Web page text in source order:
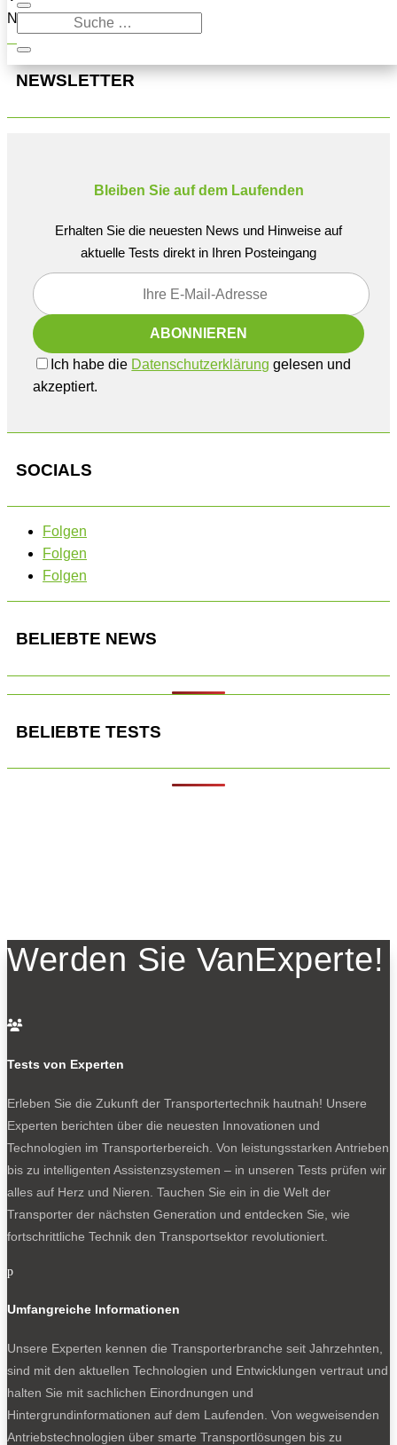
Navigation oben, um den Beitrag zu finden.
NEWSLETTER
Bleiben Sie auf dem Laufenden
Erhalten Sie die neuesten News und Hinweise auf
aktuelle Tests direkt in Ihren Posteingang
Ich habe die Datenschutzerklärung gelesen und
akzeptiert.
SOCIALS
Folgen
Folgen
Folgen
BELIEBTE NEWS
BELIEBTE TESTS
Werden Sie VanExperte!

Tests von Experten
Erleben Sie die Zukunft der Transportertechnik hautnah! Unsere
Experten berichten über die neuesten Innovationen und
Technologien im Transporterbereich. Von leistungsstarken Antrieben
bis zu intelligenten Assistenzsystemen – in unseren Tests prüfen wir
alles auf Herz und Nieren. Tauchen Sie ein in die Welt der
Transporter der nächsten Generation und entdecken Sie, wie
fortschrittliche Technik den Transportsektor revolutioniert.
p
Umfangreiche Informationen
Unsere Experten kennen die Transporterbranche seit Jahrzehnten,
sind mit den aktuellen Technologien und Entwicklungen vertraut und
halten Sie mit sachlichen Einordnungen und
Hintergrundinformationen auf dem Laufenden. Von wegweisenden
Antriebstechnologien über smarte Transportlösungen bis zu